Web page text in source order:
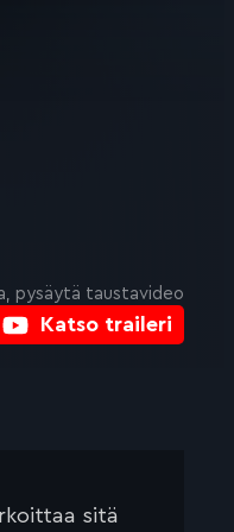
Katso traileri
pysäytä taustavideo
sitä